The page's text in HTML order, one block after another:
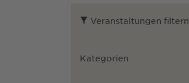
Veranstaltungen filtern
Kategorien